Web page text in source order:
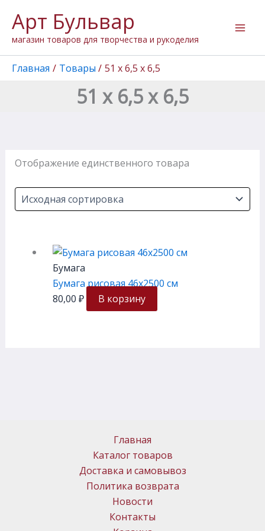
содержимому
Арт Бульвар
магазин товаров для творчества и рукоделия
Главная Товары 51 х 6,5 х 6,5
51 х 6,5 х 6,5
Отображение единственного товара
Бумага
Бумага рисовая 46х2500 см
80,00 ₽ В корзину
Главная
Каталог товаров
Доставка и самовывоз
Политика возврата
Новости
Контакты